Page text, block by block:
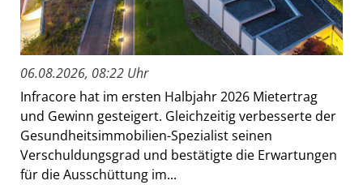
06.08.2026, 08:22 Uhr
Infracore hat im ersten Halbjahr 2026 Mietertrag
und Gewinn gesteigert. Gleichzeitig verbesserte der
Gesundheitsimmobilien-Spezialist seinen
Verschuldungsgrad und bestätigte die Erwartungen
für die Ausschüttung im...